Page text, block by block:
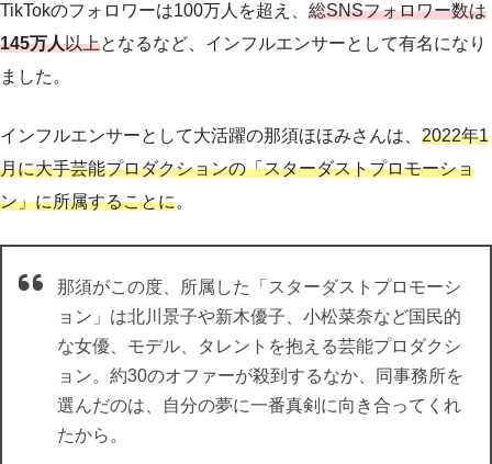
TikTokのフォロワーは100万人を超え、 総SNSフォロワー数は
145万人以上となるなど、インフルエンサーとして有名になり
ました。
インフルエンサーとして大活躍の那須ほほみさんは、 2022年1
月に大手芸能プロダクションの「スターダストプロモーショ
ン」に所属することに。
那須がこの度、所属した「スターダストプロモーシ
ョン」は北川景子や新木優子、小松菜奈など国民的
な女優、モデル、タレントを抱える芸能プロダクシ
ョン。約30のオファーが殺到するなか、同事務所を
選んだのは、自分の夢に一番真剣に向き合ってくれ
たから。